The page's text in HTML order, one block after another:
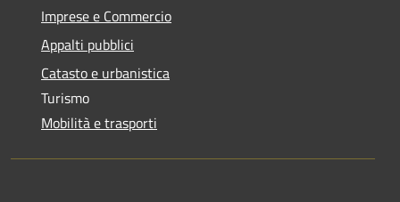
Imprese e Commercio
Appalti pubblici
Catasto e urbanistica
Turismo
Mobilità e trasporti